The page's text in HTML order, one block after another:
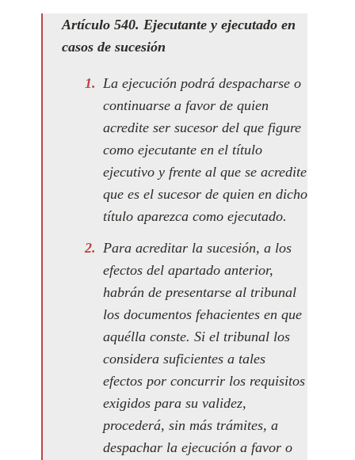
Artículo 540. Ejecutante y ejecutado en
casos de sucesión
La ejecución podrá despacharse o
continuarse a favor de quien
acredite ser sucesor del que figure
como ejecutante en el título
ejecutivo y frente al que se acredite
que es el sucesor de quien en dicho
título aparezca como ejecutado.
Para acreditar la sucesión, a los
efectos del apartado anterior,
habrán de presentarse al tribunal
los documentos fehacientes en que
aquélla conste. Si el tribunal los
considera suficientes a tales
efectos por concurrir los requisitos
exigidos para su validez,
procederá, sin más trámites, a
despachar la ejecución a favor o